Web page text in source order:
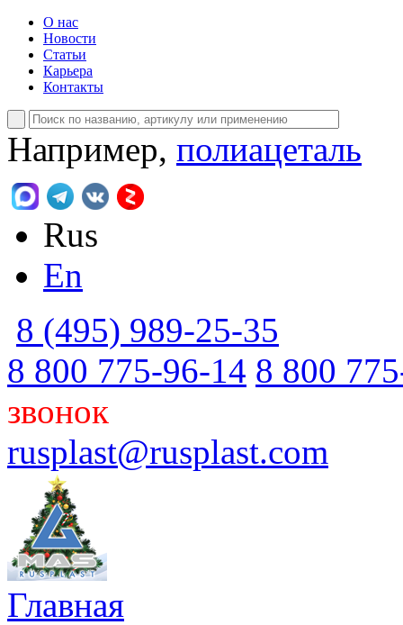
О нас
Новости
Статьи
Карьера
Контакты
Например, полиацеталь
Rus
En
8 (495) 989-25-35
8 800 775-96-14 8 800
звонок
rusplast@rusplast.com
Главная